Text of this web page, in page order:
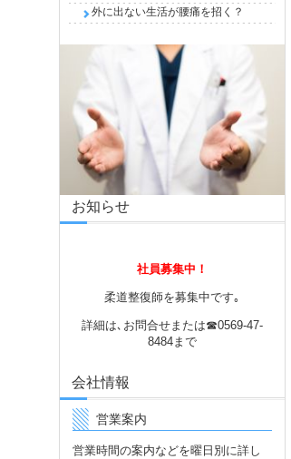
外に出ない生活が腰痛を招く？
お知らせ
社員募集中！
柔道整復師を募集中です｡
詳細は､お問合せまたは☎0569-47-
8484まで
会社情報
営業案内
営業時間の案内などを曜日別に詳し